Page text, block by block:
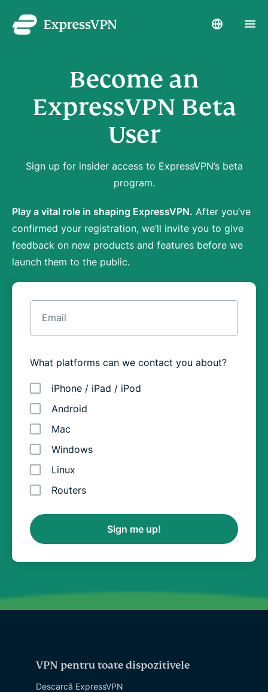
Become an
ExpressVPN Beta
User
Sign up for insider access to ExpressVPN’s beta
program.
Play a vital role in shaping ExpressVPN. After you’ve
confirmed your registration, we’ll invite you to give
feedback on new products and features before we
launch them to the public.
What platforms can we contact you about?
iPhone / iPad / iPod
Android
Mac
Windows
Linux
Routers
VPN pentru toate dispozitivele
Descarcă ExpressVPN